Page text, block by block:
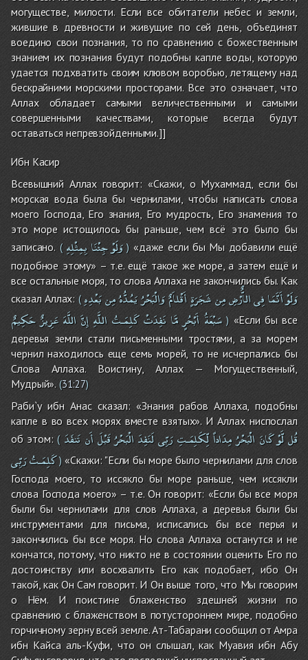
могуществе, милости. Если все обитатели небес и земли,
жившие в древности и живущие по сей день, объединят
воедино свои познания, то по сравнению с божественным
знанием их познания будут подобны капле воды, которую
удается подхватить своим клювом воробью, летящему над
бескрайними морскими просторами. Все это означает, что
Аллах обладает самыми величественными и самыми
совершенными качествами, которые всегда будут
оставаться непревзойденными.]]
Ибн Касир
Всевышний Аллах говорит: «Скажи, о Мухаммад, если бы
морская вода была бы чернилами, чтобы написать слова
моего Господа, Его знания, Его мудрость, Его знамения то
это море истощилось бы раньше, чем всё это было бы
записано. ( وَلَوْجِئْنَابِمِثْلِهِ ) «даже если бы Мы добавили ещё
подобное этому» – т.е. ещё такое же море, а затем ещё и
все остальные моря, то слова Аллаха не закончились бы. Как
сказал Аллах: ( وَلَوْأَنَّمَافِىالاٌّرْضِمِنشَجَرَةٍأَقْلاَمٌوَالْبَحْرُيَمُدُّهُمِنبَعْدِهِ
سَبْعَةُ أَبْحُرٍمَّا نَفِدَتْ كَلِمَـتُ اللَّهِ إِنَّاللَّهَ عَزِيزٌحَكِيمٌ ) «Если бы все
деревья земли стали письменными тростями, а за морем
чернил находилось еще семь морей, то не исчерпались бы
Слова Аллаха. Воистину, Аллах — Могущественный,
Мудрый». (31:27)
Раби`у ибн Анас сказал: «Знания рабов Аллаха, подобны
капле в во всех морях вместе взятых». И Аллах ниспослал
об этом:( قُللَّوْكَانَ الْبَحْرُمِدَاداًلِّكَلِمَـتِ رَبِّىلَنَفِدَالْبَحْرُقَبْلَأَن تَنفَدَ
كَلِمَـتُرَبِّى )«Скажи: "Если бы море было чернилами для слов
Господа моего, то иссякло бы море раньше, чем иссякли
слова Господа моего» – т.е. Он говорит: «Если бы все моря
были бы чернилами для слов Аллаха, а деревья были бы
инструментами для письма, исписались бы все перья и
закончились бы все моря. Но слова Аллаха останутся и не
кончатся, потому, что никто не в состоянии оценить Его по
достоинству или восхвалить Его как подобает, ибо Он
такой, как Он Сам говорит. И Он выше того, что Мы говорим
о Нём. И поистине блаженство здешней жизни по
сравнению с блаженством в потустороннем мире, подобно
горчичному зерну всей земле. Ат-Табарани сообщил от Амра
ибн Кайса аль-Куфи, что он слышал, как Муавия ибн Абу